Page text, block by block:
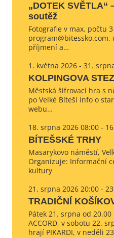
„DOTEK SVĚTLA“
soutěž
Fotografie v max. počtu
program@bitessko.com,
příjmení a…
1. května 2026 - 31.
KOLPINGOVA
Městská šifrovací hra s
po Velké Bíteši Info o
webu…
18. srpna 2026 08:00 -
BÍTEŠSKÉ TRHY
Masarykovo náměstí,
Organizuje: Informační
kultury
21. srpna 2026 20:00 -
TRADIČNÍ
Pátek 21. srpna od
ACCORD, v sobotu 22.
hrají PIKARDI, v neděli